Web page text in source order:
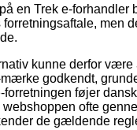
en Trek e-forhandler
men
kunne derfor være
godkendt,
forretningen føjer
ofte
de gældende